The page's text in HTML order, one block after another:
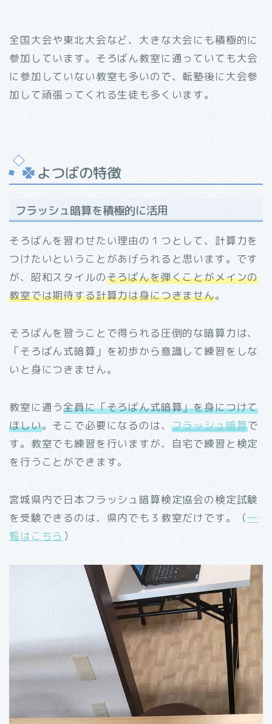
全国大会や東北大会など、大きな大会にも積極的に
参加しています。そろばん教室に通っていても大会
に参加していない教室も多いので、転塾後に大会参
加して頑張ってくれる生徒も多くいます。
よつばの特徴
フラッシュ暗算を積極的に活用
そろばんを習わせたい理由の１つとして、計算力を
つけたいということがあげられると思います。です
が、昭和スタイルのそろばんを弾くことがメインの
教室では期待する計算力は身につきません。
そろばんを習うことで得られる圧倒的な暗算力は、
「そろばん式暗算」を初歩から意識して練習をしな
いと身につきません。
教室に通う全員に「そろばん式暗算」を身につけて
ほしい。そこで必要になるのは、 フラッシュ暗算で
す。教室でも練習を行いますが、自宅で練習と検定
を行うことができます。
宮城県内で日本フラッシュ暗算検定協会の検定試験
を受験できるのは、県内でも３教室だけです。（一
覧はこちら ）